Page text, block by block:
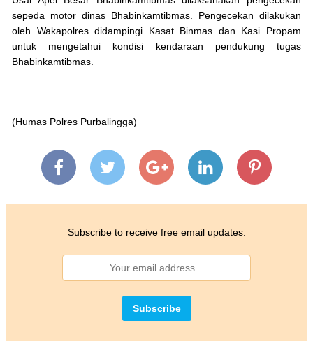
sepeda motor dinas Bhabinkamtibmas. Pengecekan dilakukan
oleh Wakapolres didampingi Kasat Binmas dan Kasi Propam
untuk mengetahui kondisi kendaraan pendukung tugas
Bhabinkamtibmas.
(Humas Polres Purbalingga)
Subscribe to receive free email updates: